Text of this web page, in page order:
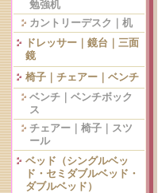
勉強机
カントリーデスク｜机
ドレッサー｜鏡台｜三面
鏡
椅子｜チェアー｜ベンチ
ベンチ｜ベンチボック
ス
チェアー｜椅子｜スツ
ール
ベッド（シングルベッ
ド・セミダブルベッド・
ダブルベッド）